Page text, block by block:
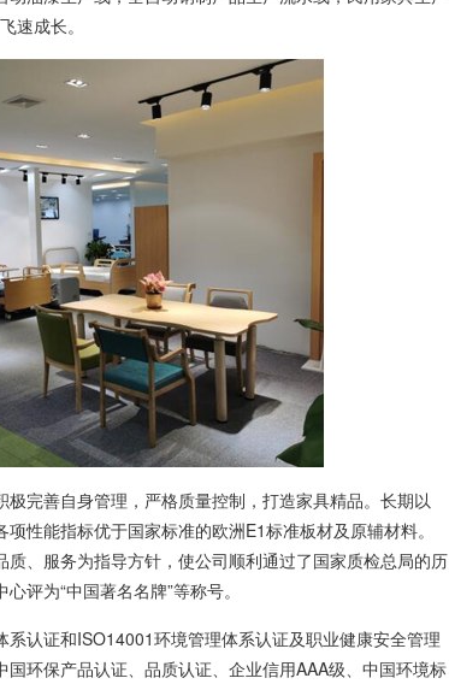
速成长。
完善自身管理，严格质量控制，打造家具精品。长期以
性能指标优于国家标准的欧洲E1标准板材及原辅材料。
、服务为指导方针，使公司顺利通过了国家质检总局的历
评为“中国著名名牌”等称号。
认证和ISO14001环境管理体系认证及职业健康安全管理
环保产品认证、品质认证、企业信用AAA级、中国环境标